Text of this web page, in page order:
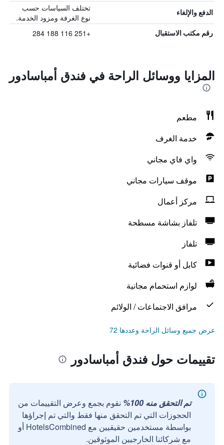
الدفع والإلغاء
تختلف السياسات حسب
نوع الغرفة ومزود الخدمة.
رقم مكتب الاستقبال +251 116 188 284
المزايا ووسائل الراحة في فندق أمباسادور
مطعم
خدمة الغرف
واي فاي مجاني
موقف سيارات مجاني
مركز أعمال
تلفاز بشاشة مسطحة
تلفاز
كابل أو قنوات فضائية
لوازم استحمام مجانية
مرافق الاجتماعات / الولائم
عرض جميع وسائل الراحة وعددها 72
تقييمات حول فندق أمباسادور
تم التحقق منه 100%
نقوم بجمع وعرض التقييمات من
الحجوزات التي تم التحقق منها فقط والتي تم إجراؤها
بواسطة مستخدمين حقيقيين مع HotelsCombined أو
مع شركائنا الخارجيين الموثوقين.